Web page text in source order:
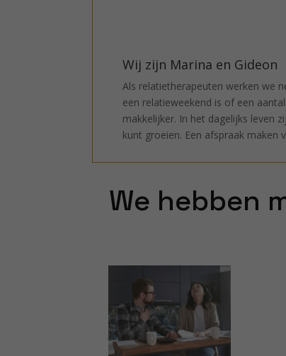
Wij zijn Marina en Gideon
Als relatietherapeuten werken we
een relatieweekend is of een
makkelijker. In het dagelijks leven
kunt groeien. Een afspraak maken
We hebben